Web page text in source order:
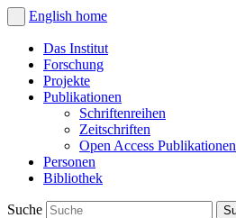
English home
Das Institut
Forschung
Projekte
Publikationen
Schriftenreihen
Zeitschriften
Open Access Publikationen
Personen
Bibliothek
Suche